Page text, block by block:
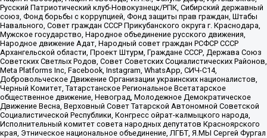
Русский Патриотический клуб-Новокузнецк/РПК, Сибирский державный
союз, Фонд борьбы с коррупцией, Фонд защиты прав граждан, Штабы
Навального, Совет граждан СССР Прикубанского округа г. Краснодара,
Мужское государство, Народное объединение русского движения,
Народное движение Адат, Народный совет граждан РСФСР СССР
Архангельской области, Проект Штурм, Граждане СССР, Держава Союз
Советских Светлых Родов, Совет Советских Социалистических Районов,
Meta Platforms Inc, Facebook, Instagram, WhatsApp, СИЧ-С14,
Добровольческое Движение Организации украинских националистов,
Черный Комитет, Татарстанское Региональное Всетатарское
общественное движение, Невоград, Молодежное Демократическое
Движение Весна, Верховный Совет Татарской Автономной Советской
Социалистической Республики, Конгресс ойрат-калмыцкого народа,
Исполнительный комитет совета народных депутатов Красноярского
края, Этническое национальное объединение, ЛГБТ, Я.МЫ Сергей Фургал